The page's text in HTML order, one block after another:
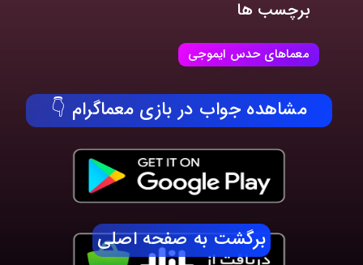
برچسب ها
معماهای حدس ایموجی
مشاهده جواب در بازی معماگرام 👇
برگشت به صفحه اصلی